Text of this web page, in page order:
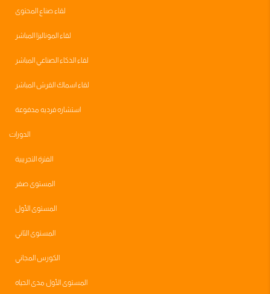
لقاء صناع المحتوى
لقاء الموناليزا المباشر
لقاء الذكاء الصناعي المباشر
لقاء اسماك القرش المباشر
استشاره فرديه مدفوعة
الدورات
الفترة التجريبية
المستوى صفر
المستوى الأول
المستوى الثاني
الكورس المجاني
المستوى الأول مدى الحياه